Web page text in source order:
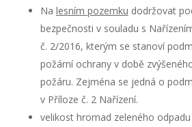
Na lesním pozemku dodržovat
bezpečnosti v souladu s
č. 2/2016, kterým se stanoví
požární ochrany v době
požáru. Zejména se jedná o
v Příloze č. 2 Nařízení.
velikost hromad zeleného